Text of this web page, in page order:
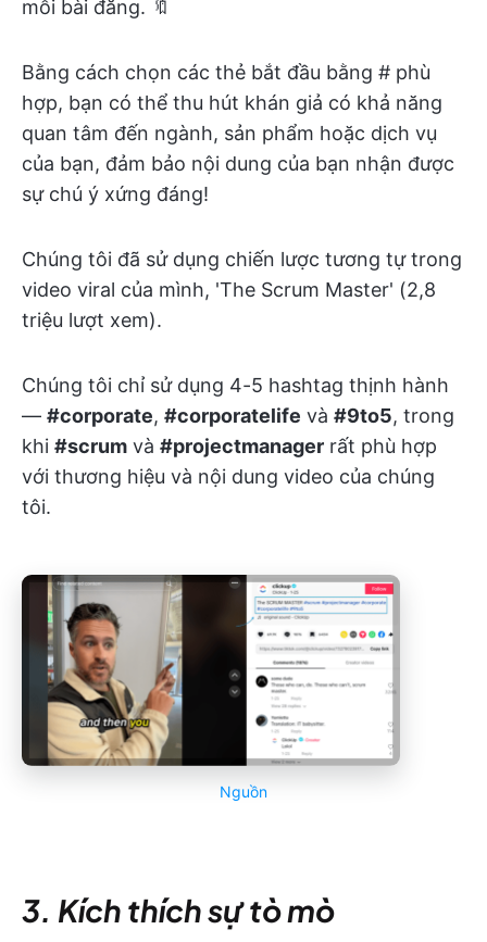
mỗi bài đăng. 🔖
Bằng cách chọn các thẻ bắt đầu bằng # phù
hợp, bạn có thể thu hút khán giả có khả năng
quan tâm đến ngành, sản phẩm hoặc dịch vụ
của bạn, đảm bảo nội dung của bạn nhận được
sự chú ý xứng đáng!
Chúng tôi đã sử dụng chiến lược tương tự trong
video viral của mình, 'The Scrum Master' (2,8
triệu lượt xem).
Chúng tôi chỉ sử dụng 4-5 hashtag thịnh hành
— #corporate, #corporatelife và #9to5, trong
khi #scrum và #projectmanager rất phù hợp
với thương hiệu và nội dung video của chúng
tôi.
Nguồn
3. Kích thích sự tò mò